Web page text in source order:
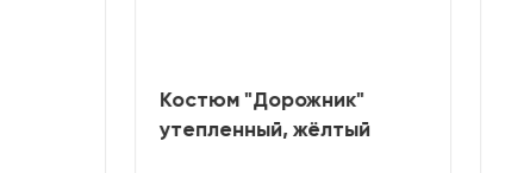
Костюм "Дорожник"
утепленный, жёлтый